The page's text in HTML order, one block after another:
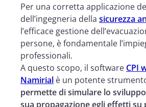
Per una corretta applicazione
dell’ingegneria della sicurezza
l’efficace gestione
persone, è fondamentale
professionali.
A questo scopo, il software CPI
Namirial è un potente
permette di simulare lo sviluppo
sua propagazione egli effetti su